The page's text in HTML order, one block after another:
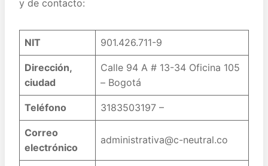
y de contacto:
NIT 901.426.711-9
Dirección,
ciudad
Calle 94 A # 13-34 Oficina 105
– Bogotá
Teléfono 3183503197 –
Correo
electrónico
administrativa@c-neutral.co